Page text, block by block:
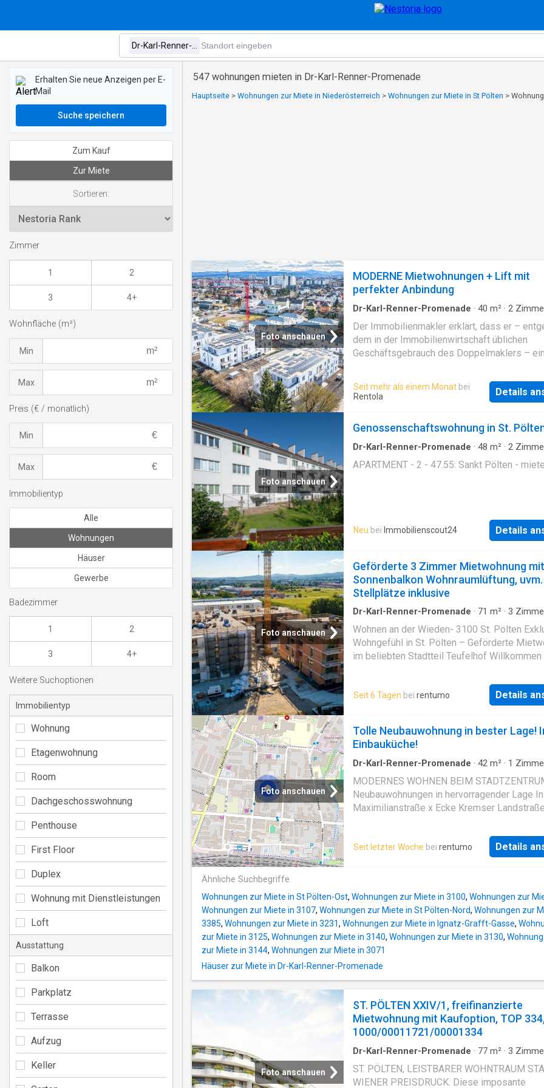
547 wohnungen mieten in Dr-Karl-Renner-Promenade
Hauptseite > Wohnungen zur Miete in Niederösterreich > Wohnungen zur Miete in St Pölten >
Foto anschauen
MODERNE Mietwohnungen + Lift mit
perfekter Anbindung
Dr-Karl-Renner-Promenade · 40 m² · 2
Der Immobilienmakler erklärt, dass er –
dem in der Immobilienwirtschaft üblichen
Geschäftsgebrauch des Doppelmaklers –
an der Kremser Landstraße 71/ Ecke
Straße 4-6, St. Pölten. Schulen, Kindergärten
Einkaufmöglichkeiten sind gegeben. Mit
vom Universitätsklinikum St. Pölten entfernt.
gut mit dem Individualverkehr zu erreichen.
Entfernung Luftlinie / Quelle: OpenStreetMap
Seit mehr als einem Monat bei
Rentola
Details
Foto anschauen
Genossenschaftswohnung in St.
Dr-Karl-Renner-Promenade · 48 m² · 2
APARTMENT - 2 - 47.55: Sankt Pölten -
Neu bei Immobilienscout24 Details
Foto anschauen
Geförderte 3 Zimmer Mietwohnung mit
Sonnenbalkon Wohnraumlüftung,
Stellplätze inklusive
Dr-Karl-Renner-Promenade · 71 m² · 3
Wohnen an der Wieden- 3100 St. Pölten
Wohngefühl in St. Pölten – Geförderte
im beliebten Stadtteil Teufelhof Willkommen
gepflegten Wohnhausanlage im begehrten
Teufelhof in St. Pölten erwartet Sie diese
Bereits beim Betreten der Wohnung
helle und freundliche Atmosphäre. Die
Raumaufteilung sowie großzügige
sorgen für ein angenehmes Wohngefühl und
schaffen lichtdurchflutete Räume zum
Hier vereinen sich modernes Wohnen und
und bietet gleichzeitig eine ausgezeichnete
Sporteinrichtungen befinden sich in
Nähe und machen den A
Seit 6 Tagen bei rentumo Details
Foto anschauen
Tolle Neubauwohnung in bester Lage!
Einbauküche!
Dr-Karl-Renner-Promenade · 42 m² · 1
Balkon·Terrasse·Ausgestattete Küche
MODERNES WOHNEN BEIM
Neubauwohnungen in hervorragender Lage
Maximilianstraße x Ecke Kremser
Universitätsklinikum wurden aufgeteilt auf
Stiegen Wohnungen zwischen 42m2 - 124m2
öffentliche Verkehrsanbindung durch den
Hauptbahnhof (zu Fuß in 5 min erreichbar)
ausgezeichnet. Bei Bedarf besteht die
einen Stellplatz in der hauseigenen
anzumieten. Die Highlights für Sie
zusammengefasst: -) Energieeffizienter
Hochwertige Ausstattung -) Freiflächen
Küche inkludiert -) 3-Scheiben-verglaste
Fenster mit Außenbeschattung -) Mittels
betriebene Fußbodenheizung -) Garagenplätze
anmietbar -) Einlagerungsraum für jede
inkludiert -) Begrünter, r
Seit letzter Woche bei rentumo Details
Ähnliche Suchbegriffe
Wohnungen zur Miete in St Pölten-Ost, Wohnungen zur Miete in 3100, Wohnungen zur
Wohnungen zur Miete in 3107, Wohnungen zur Miete in St Pölten-Nord, Wohnungen zur
3385, Wohnungen zur Miete in 3231, Wohnungen zur Miete in Ignatz-Grafft-Gasse,
zur Miete in 3125, Wohnungen zur Miete in 3140, Wohnungen zur Miete in 3130,
zur Miete in 3144, Wohnungen zur Miete in 3071
Häuser zur Miete in Dr-Karl-Renner-Promenade
Foto anschauen
ST. PÖLTEN XXIV/1, freifinanzierte
Mietwohnung mit Kaufoption, TOP
1000/00011721/00001334
Dr-Karl-Renner-Promenade · 77 m² · 3
Wohnung
ST. PÖLTEN, LEISTBARER WOHNTRAUM
WIENER PREISDRUCK. Diese imposante
Erhalten Sie neue Anzeigen per E-
Mail
Suche speichern
Zum Kauf
Zur Miete
Sortieren:
Zimmer
1 2
3 4+
Wohnfläche (m²)
Min
Max
Preis (€ / monatlich)
Min
Max
Immobilientyp
Alle
Wohnungen
Häuser
Gewerbe
Badezimmer
1 2
3 4+
Weitere Suchoptionen
Immobilientyp
Wohnung
Etagenwohnung
Room
Dachgeschosswohnung
Penthouse
First Floor
Duplex
Wohnung mit Dienstleistungen
Loft
Ausstattung
Balkon
Parkplatz
Terrasse
Aufzug
Keller